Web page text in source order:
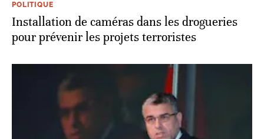
POLITIQUE
Installation de caméras dans les drogueries
pour prévenir les projets terroristes